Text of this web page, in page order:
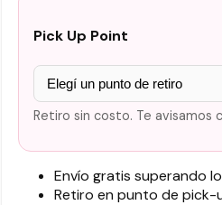
Pick Up Point
Retiro sin costo. Te avisamos
Envío gratis superando
Retiro en punto de pick-